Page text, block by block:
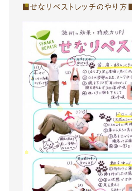
■せなリペストレッチのやり方■